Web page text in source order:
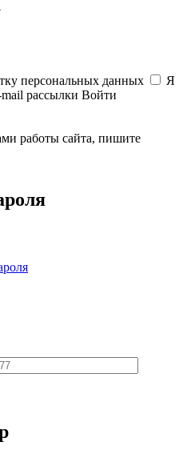
персональных данных
Я
рассылки Войти
работы сайта, пишите